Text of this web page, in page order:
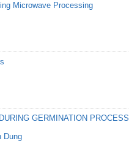
Microwave Processing
GERMINATION PROCESS
Dung